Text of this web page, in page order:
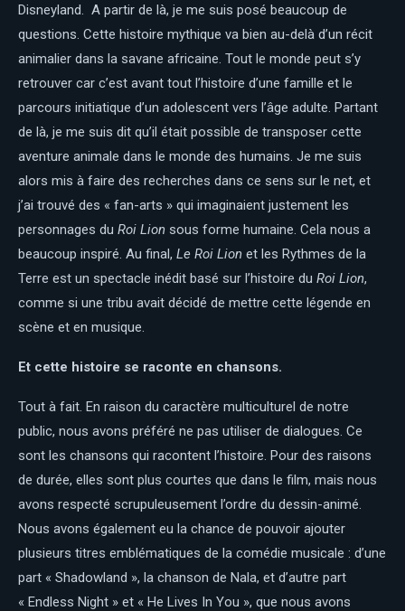
Disneyland. A partir de là, je me suis posé beaucoup de
questions. Cette histoire mythique va bien au-delà d’un récit
animalier dans la savane africaine. Tout le monde peut s’y
retrouver car c’est avant tout l’histoire d’une famille et le
parcours initiatique d’un adolescent vers l’âge adulte. Partant
de là, je me suis dit qu’il était possible de transposer cette
aventure animale dans le monde des humains. Je me suis
alors mis à faire des recherches dans ce sens sur le net, et
j’ai trouvé des « fan-arts » qui imaginaient justement les
personnages du Roi Lion sous forme humaine. Cela nous a
beaucoup inspiré. Au final, Le Roi Lion et les Rythmes de la
Terre est un spectacle inédit basé sur l’histoire du Roi Lion,
comme si une tribu avait décidé de mettre cette légende en
scène et en musique.
Et cette histoire se raconte en chansons.
Tout à fait. En raison du caractère multiculturel de notre
public, nous avons préféré ne pas utiliser de dialogues. Ce
sont les chansons qui racontent l’histoire. Pour des raisons
de durée, elles sont plus courtes que dans le film, mais nous
avons respecté scrupuleusement l’ordre du dessin-animé.
Nous avons également eu la chance de pouvoir ajouter
plusieurs titres emblématiques de la comédie musicale : d’une
part « Shadowland », la chanson de Nala, et d’autre part
« Endless Night » et « He Lives In You », que nous avons